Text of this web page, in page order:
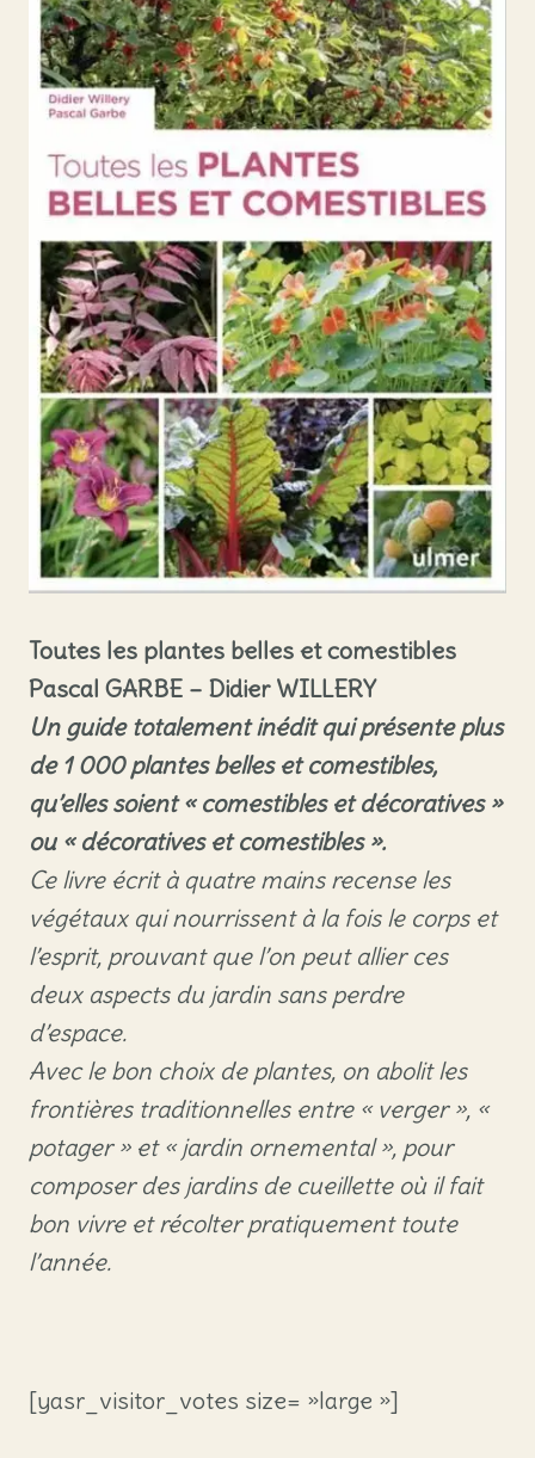
Toutes les plantes belles et comestibles
Pascal GARBE – Didier WILLERY
Un guide totalement inédit qui présente plus
de 1 000 plantes belles et comestibles,
qu’elles soient « comestibles et décoratives »
ou « décoratives et comestibles ».
Ce livre écrit à quatre mains recense les
végétaux qui nourrissent à la fois le corps et
l’esprit, prouvant que l’on peut allier ces
deux aspects du jardin sans perdre
d’espace.
Avec le bon choix de plantes, on abolit les
frontières traditionnelles entre « verger », «
potager » et « jardin ornemental », pour
composer des jardins de cueillette où il fait
bon vivre et récolter pratiquement toute
l’année.
[yasr_visitor_votes size= »large »]